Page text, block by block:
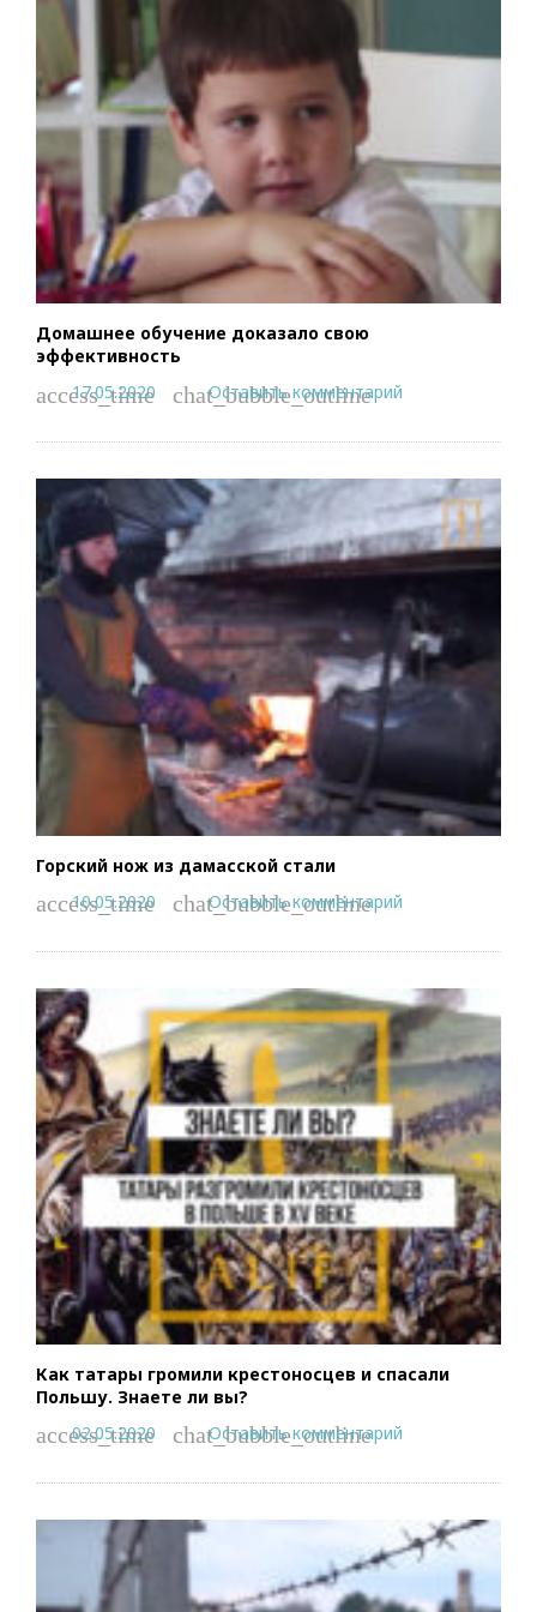
Домашнее обучение доказало свою
эффективность
access_time
17.05.2020 chat_bubble_outline
Оставить комментарий
Горский нож из дамасской стали
access_time
10.05.2020 chat_bubble_outline
Оставить комментарий
Как татары громили крестоносцев и спасали
Польшу. Знаете ли вы?
access_time
02.05.2020 chat_bubble_outline
Оставить комментарий